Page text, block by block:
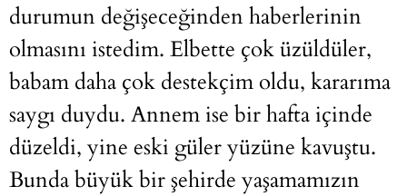
durumun değişeceğinden haberlerinin
olmasını istedim. Elbette çok üzüldüler,
babam daha çok destekçim oldu, kararıma
saygı duydu. Annem ise bir hafta içinde
düzeldi, yine eski güler yüzüne kavuştu.
Bunda büyük bir şehirde yaşamamızın